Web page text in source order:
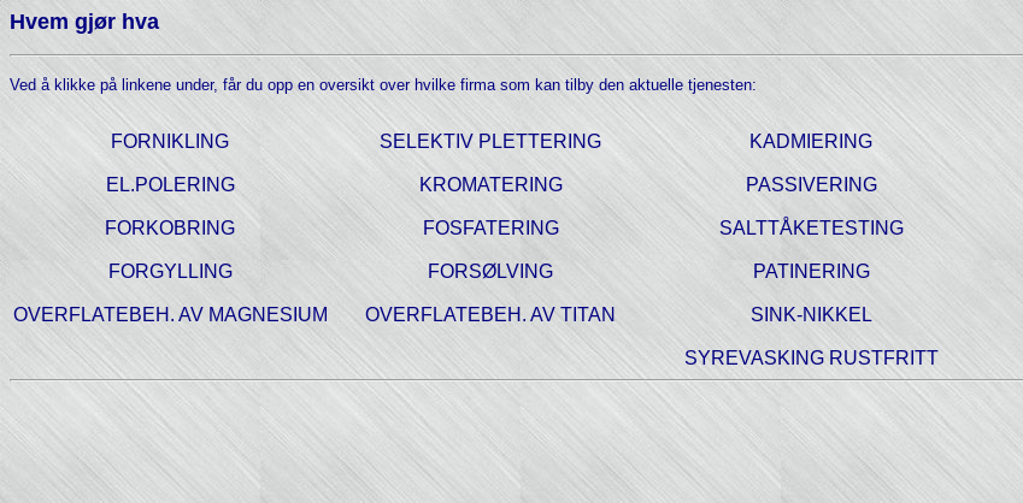
Hvem gjør hva
Ved å klikke på linkene under, får du opp en oversikt over hvilke firma som kan tilby den aktuelle tjenesten:
FORNIKLING SELEKTIV PLETTERING KADMIERING
EL.POLERING KROMATERING PASSIVERING
FORKOBRING FOSFATERING SALTTÅKETESTING
FORGYLLING FORSØLVING PATINERING
OVERFLATEBEH. AV MAGNESIUM OVERFLATEBEH. AV TITAN SINK-NIKKEL
SYREVASKING RUSTFRITT